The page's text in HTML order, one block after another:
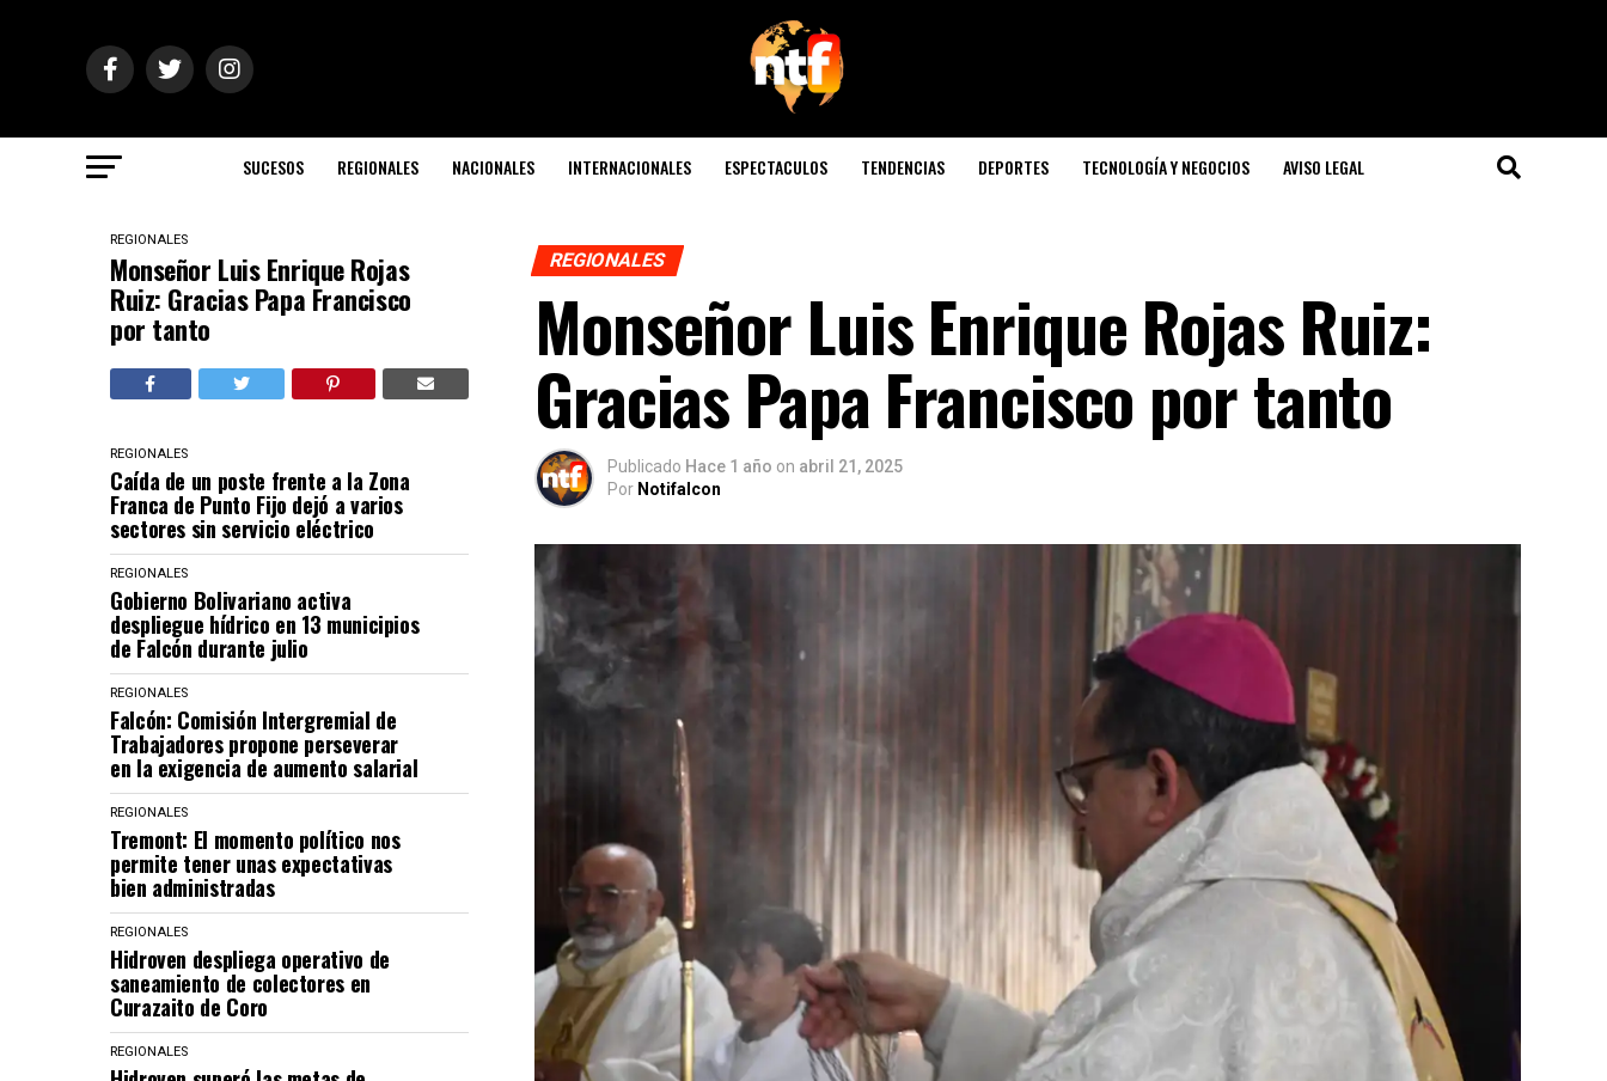
SUCESOS REGIONALES NACIONALES INTERNACIONALES ESPECTACULOS TENDENCIAS DEPORTES TECNOLOGÍA Y NEGOCIOS AVISO LEGAL
REGIONALES
Monseñor Luis Enrique Rojas
Ruiz: Gracias Papa Francisco
por tanto
REGIONALES
Caída de un poste frente a la Zona
Franca de Punto Fijo dejó a varios
sectores sin servicio eléctrico
REGIONALES
Gobierno Bolivariano activa
despliegue hídrico en 13 municipios
de Falcón durante julio
REGIONALES
Falcón: Comisión Intergremial de
Trabajadores propone perseverar
en la exigencia de aumento salarial
REGIONALES
Tremont: El momento político nos
permite tener unas expectativas
bien administradas
REGIONALES
Hidroven despliega operativo de
saneamiento de colectores en
Curazaito de Coro
REGIONALES
REGIONALES
Monseñor Luis Enrique Rojas Ruiz:
Gracias Papa Francisco por tanto
Publicado Hace 1 año on abril 21, 2025
Por Notifalcon